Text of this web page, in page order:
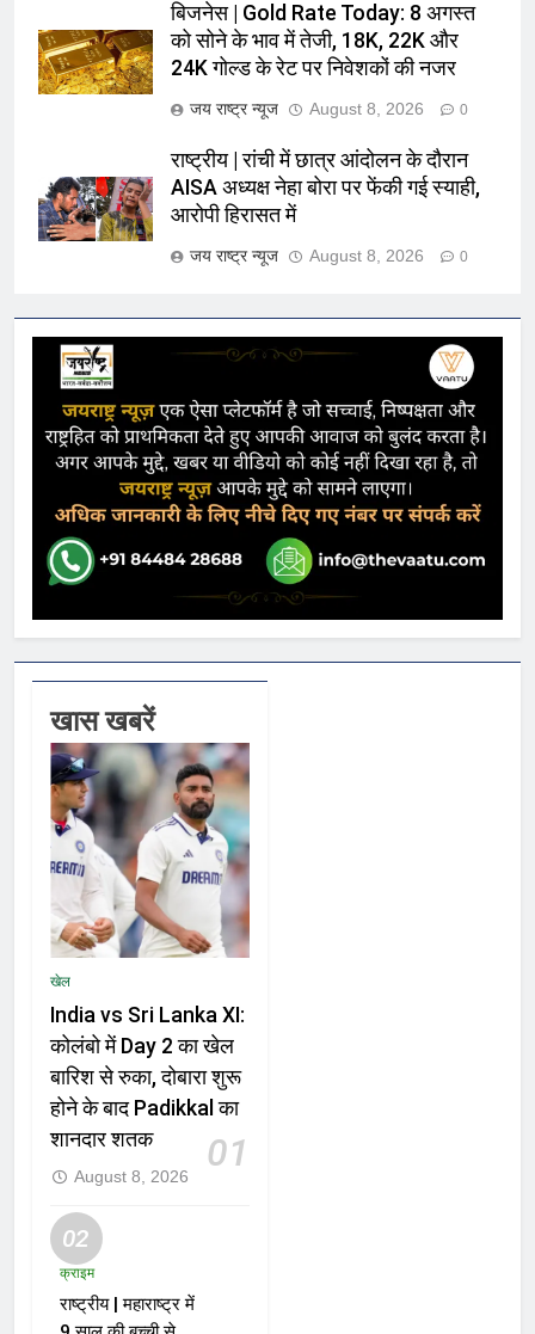
बिजनेस | Gold Rate Today: 8 अगस्त
को सोने के भाव में तेजी, 18K, 22K और
24K गोल्ड के रेट पर निवेशकों की नजर
जय राष्ट्र न्यूज August 8, 2026 0
राष्ट्रीय | रांची में छात्र आंदोलन के दौरान
AISA अध्यक्ष नेहा बोरा पर फेंकी गई स्याही,
आरोपी हिरासत में
जय राष्ट्र न्यूज August 8, 2026 0
खास खबरें
खेल
India vs Sri Lanka XI:
कोलंबो में Day 2 का खेल
बारिश से रुका, दोबारा शुरू
होने के बाद Padikkal का
शानदार शतक
01
August 8, 2026
02
क्राइम
राष्ट्रीय | महाराष्ट्र में